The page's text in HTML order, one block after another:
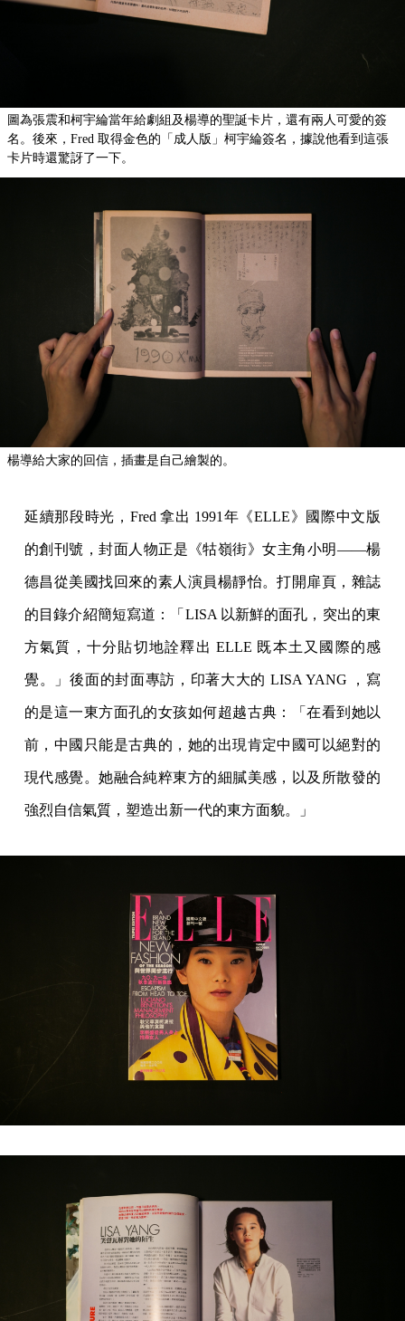
圖為張震和柯宇綸當年給劇組及楊導的聖誕卡片，還有兩人可愛的簽
名。後來，Fred 取得金色的「成人版」柯宇綸簽名，據說他看到這張
卡片時還驚訝了一下。
楊導給大家的回信，插畫是自己繪製的。
延續那段時光，Fred 拿出 1991年《ELLE》國際中文版
的創刊號，封面人物正是《牯嶺街》女主角小明——楊
德昌從美國找回來的素人演員楊靜怡。打開扉頁，雜誌
的目錄介紹簡短寫道：「LISA 以新鮮的面孔，突出的東
方氣質，十分貼切地詮釋出 ELLE 既本土又國際的感
覺。」後面的封面專訪，印著大大的 LISA YANG ，寫
的是這一東方面孔的女孩如何超越古典：「在看到她以
前，中國只能是古典的，她的出現肯定中國可以絕對的
現代感覺。她融合純粹東方的細膩美感，以及所散發的
強烈自信氣質，塑造出新一代的東方面貌。」